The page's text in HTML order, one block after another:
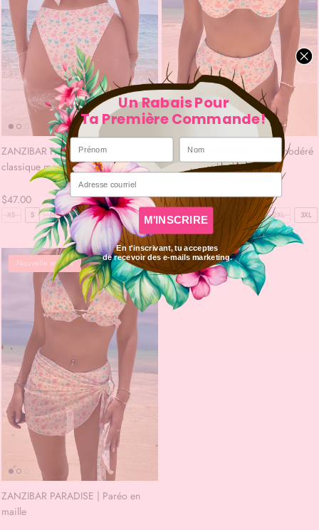
ZANZIBAR PARADISE | Bas
classique modéré
$47.00
XS S M L XL 2XL 3XL
ZANZIBAR PARADISE | Bas modéré
taille haute
$47.00
XS S L XL 2XL 3XL
Nouvelle arrivée
ZANZIBAR PARADISE | Paréo en
maille
Un Rabais Pour
Ta Première Commande!
Prénom Nom
Email
M'INSCRIRE
En t'inscrivant, tu acceptes
de recevoir des e-mails marketing.